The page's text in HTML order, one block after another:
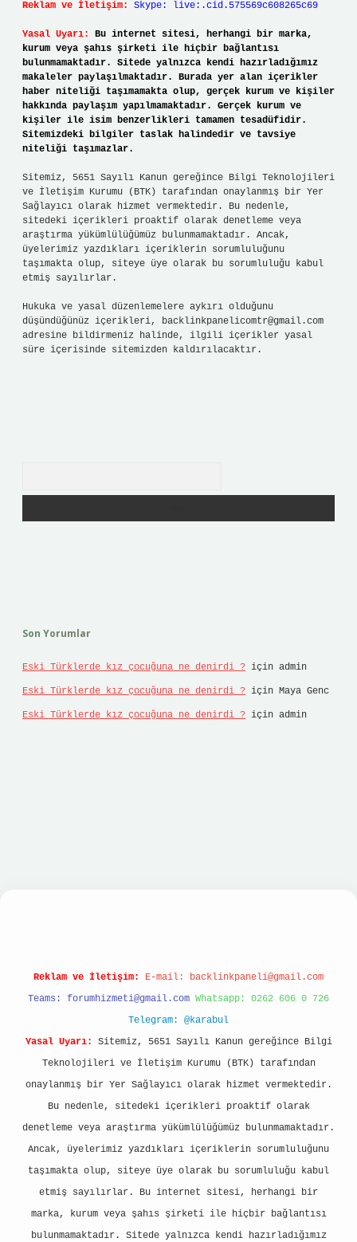
Reklam ve İletişim: Skype: live:.cid.575569c608265c69
Yasal Uyarı:
Bu internet sitesi, herhangi bir marka,
kurum veya şahıs şirketi ile hiçbir bağlantısı
bulunmamaktadır. Sitede yalnızca kendi hazırladığımız
makaleler paylaşılmaktadır. Burada yer alan içerikler
haber niteliği taşımamakta olup, gerçek kurum ve kişiler
hakkında paylaşım yapılmamaktadır. Gerçek kurum ve
kişiler ile isim benzerlikleri tamamen tesadüfidir.
Sitemizdeki bilgiler taslak halindedir ve tavsiye
niteliği taşımazlar.
Sitemiz, 5651 Sayılı Kanun gereğince Bilgi Teknolojileri
ve İletişim Kurumu (BTK) tarafından onaylanmış bir Yer
Sağlayıcı olarak hizmet vermektedir. Bu nedenle,
sitedeki içerikleri proaktif olarak denetleme veya
araştırma yükümlülüğümüz bulunmamaktadır. Ancak,
üyelerimiz yazdıkları içeriklerin sorumluluğunu
taşımakta olup, siteye üye olarak bu sorumluluğu kabul
etmiş sayılırlar.
Hukuka ve yasal düzenlemelere aykırı olduğunu
düşündüğünüz içerikleri, backlinkpanelicomtr@gmail.com
adresine bildirmeniz halinde, ilgili içerikler yasal
süre içerisinde sitemizden kaldırılacaktır.
Son Yorumlar
Eski Türklerde kız çocuğuna ne denirdi ? için admin
Eski Türklerde kız çocuğuna ne denirdi ? için Maya Genc
Eski Türklerde kız çocuğuna ne denirdi ? için admin
Reklam ve İletişim: E-mail: backlinkpaneli@gmail.com
Teams: forumhizmeti@gmail.com Whatsapp: 0262 606 0 726
Telegram: @karabul
Yasal Uyarı:
Sitemiz, 5651 Sayılı Kanun gereğince Bilgi
Teknolojileri ve İletişim Kurumu (BTK) tarafından
onaylanmış bir Yer Sağlayıcı olarak hizmet vermektedir.
Bu nedenle, sitedeki içerikleri proaktif olarak
denetleme veya araştırma yükümlülüğümüz bulunmamaktadır.
Ancak, üyelerimiz yazdıkları içeriklerin sorumluluğunu
taşımakta olup, siteye üye olarak bu sorumluluğu kabul
etmiş sayılırlar. Bu internet sitesi, herhangi bir
marka, kurum veya şahıs şirketi ile hiçbir bağlantısı
bulunmamaktadır. Sitede yalnızca kendi hazırladığımız